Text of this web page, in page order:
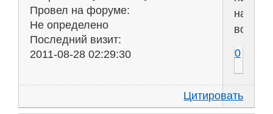
Провел на форуме:
Не определено
Последний визит:
2011-08-28 02:29:30
на
всё!
0
Цитировать